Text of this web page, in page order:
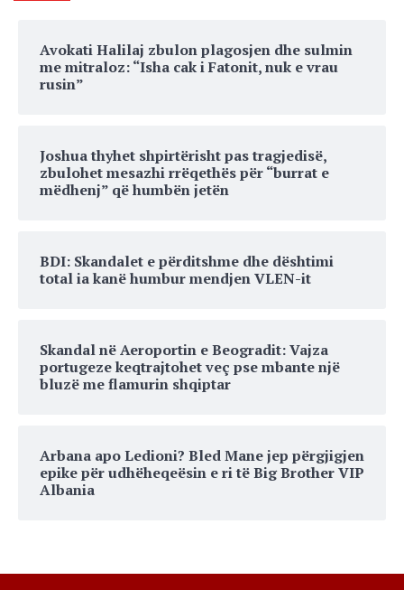
Avokati Halilaj zbulon plagosjen dhe sulmin
me mitraloz: “Isha cak i Fatonit, nuk e vrau
rusin”
Joshua thyhet shpirtërisht pas tragjedisë,
zbulohet mesazhi rrëqethës për “burrat e
mëdhenj” që humbën jetën
BDI: Skandalet e përditshme dhe dështimi
total ia kanë humbur mendjen VLEN-it
Skandal në Aeroportin e Beogradit: Vajza
portugeze keqtrajtohet veç pse mbante një
bluzë me flamurin shqiptar
Arbana apo Ledioni? Bled Mane jep përgjigjen
epike për udhëheqeësin e ri të Big Brother VIP
Albania